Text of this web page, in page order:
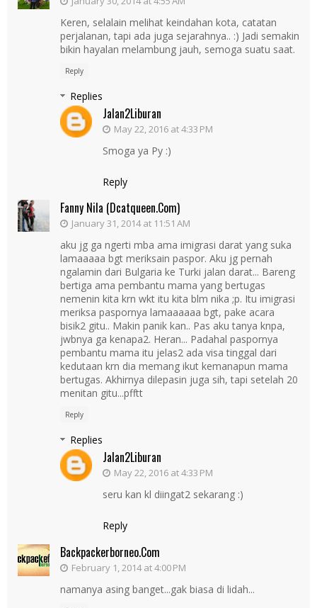
Keren, selalain melihat keindahan kota, catatan
perjalanan, tapi ada juga sejarahnya.. :) Jadi semakin
bikin hayalan melambung jauh, semoga suatu saat.
Reply
Replies
Jalan2Liburan
May 22, 2016 at 4:33 PM
Smoga ya Py :)
Reply
Fanny Nila (dcatqueen.com)
January 31, 2014 at 11:51 AM
aku jg ga ngerti mba ama imigrasi darat yang suka
lamaaaaa bgt meriksain paspor. Aku jg pernah
ngalamin dari Bulgaria ke Turki jalan darat... Bareng
bertiga ama pembantu mama yang bertugas
nemenin kita krn wkt itu kita blm nika ;p. Itu imigrasi
meriksa paspornya lamaaaaaa bgt, pake acara
bisik2 gitu.. Makin panik kan.. Pas aku tanya knpa,
jwbnya ga kenapa2. Heran... Padahal paspornya
pembantu mama itu jelas2 ada visa tinggal dari
kedutaan krn dia memang ikut kemanapun mama
bertugas. Akhirnya dilepasin juga sih, tapi setelah 20
menitan gitu...pfftt
Reply
Replies
Jalan2Liburan
May 22, 2016 at 4:33 PM
seru kan kl diingat2 sekarang :)
Reply
Backpackerborneo.com
February 1, 2014 at 4:00 PM
namanya asing banget...gak biasa di lidah...